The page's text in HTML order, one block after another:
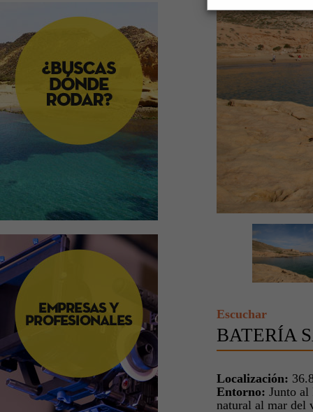
Escuchar
BATERÍA
Localización:
Entorno: Junto al
natural al mar del